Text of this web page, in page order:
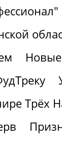
Трёх